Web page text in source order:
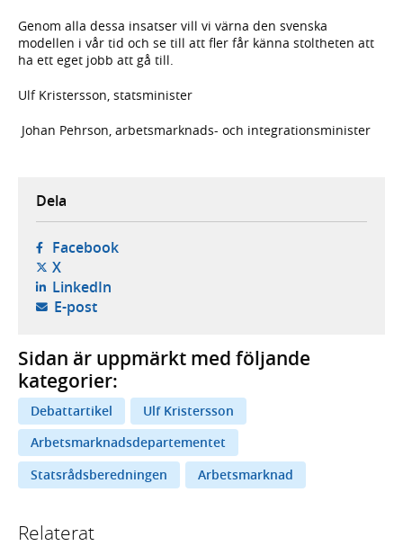
Genom alla dessa insatser vill vi värna den svenska
modellen i vår tid och se till att fler får känna stoltheten att
ha ett eget jobb att gå till.
Ulf Kristersson, statsminister
Johan Pehrson, arbetsmarknads- och integrationsminister
Dela
Facebook- öppnas i ny flik, extern webbplats,
X- öppnas i ny flik, extern webbplats,
LinkedIn- öppnas i ny flik, extern webbplats,
E-post- öppnar din e-postklient,
Sidan är uppmärkt med följande
kategorier:
Debattartikel
Ulf Kristersson
Arbetsmarknadsdepartementet
Statsrådsberedningen
Arbetsmarknad
Relaterat